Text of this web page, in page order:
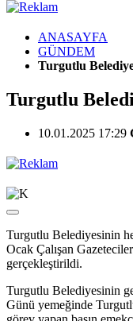
ANASAYFA
GÜNDEM
Turgutlu
Turgutlu
10.01.2025 17:29
Turgutlu Belediyesinin
Ocak Çalışan
gerçekleştirildi.
Turgutlu Belediyesinin
Günü yemeğinde